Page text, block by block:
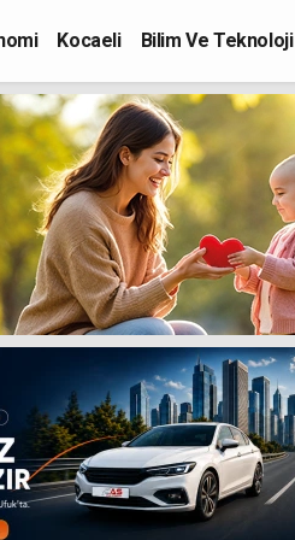
Kocaeli Bilim Ve Teknoloji